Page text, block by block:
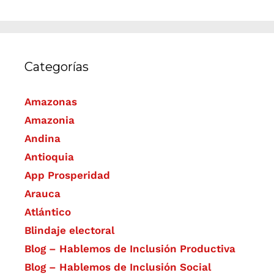
Categorías
Amazonas
Amazonia
Andina
Antioquia
App Prosperidad
Arauca
Atlántico
Blindaje electoral
Blog – Hablemos de Inclusión Productiva
Blog – Hablemos de Inclusión Social